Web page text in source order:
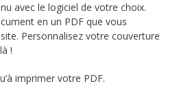
avec le logiciel de votre choix.
en un PDF que vous
Personnalisez votre couverture
!
imprimer votre PDF.